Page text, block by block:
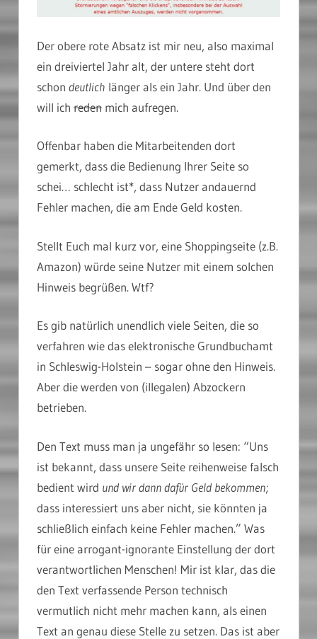
Der obere rote Absatz ist mir neu, also maximal
ein dreiviertel Jahr alt, der untere steht dort
schon deutlich länger als ein Jahr. Und über den
will ich reden mich aufregen.
Offenbar haben die Mitarbeitenden dort
gemerkt, dass die Bedienung Ihrer Seite so
schei… schlecht ist*, dass Nutzer andauernd
Fehler machen, die am Ende Geld kosten.
Stellt Euch mal kurz vor, eine Shoppingseite (z.B.
Amazon) würde seine Nutzer mit einem solchen
Hinweis begrüßen. Wtf?
Es gib natürlich unendlich viele Seiten, die so
verfahren wie das elektronische Grundbuchamt
in Schleswig-Holstein – sogar ohne den Hinweis.
Aber die werden von (illegalen) Abzockern
betrieben.
Den Text muss man ja ungefähr so lesen: “Uns
ist bekannt, dass unsere Seite reihenweise falsch
bedient wird und wir dann dafür Geld bekommen;
dass interessiert uns aber nicht, sie könnten ja
schließlich einfach keine Fehler machen.” Was
für eine arrogant-ignorante Einstellung der dort
verantwortlichen Menschen! Mir ist klar, das die
den Text verfassende Person technisch
vermutlich nicht mehr machen kann, als einen
Text an genau diese Stelle zu setzen. Das ist aber